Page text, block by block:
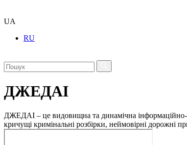
UA
RU
ДЖЕДАІ
ДЖЕДАІ – це видовищна та динамічна інформаційно-
кричущі кримінальні розбірки, неймовірні дорожні